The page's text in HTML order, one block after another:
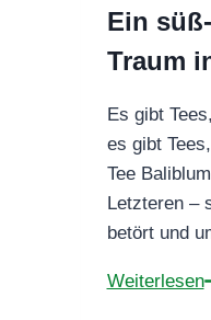
Ein
Traum
Es gibt
es gibt
Tee
Letzteren –
betört und
Weiterlesen